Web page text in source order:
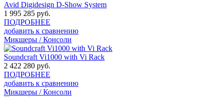
Avid Digidesign D-Show System
1 995 285 руб.
ПОДРОБНЕЕ
добавить к сравнению
Микшеры / Консоли
Soundcraft Vi1000 with Vi Rack
2 422 280 руб.
ПОДРОБНЕЕ
добавить к сравнению
Микшеры / Консоли